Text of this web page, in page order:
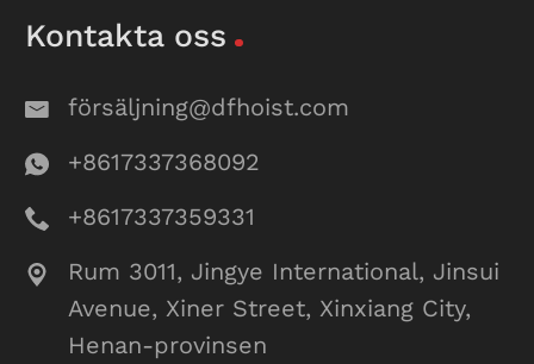
Kontakta oss
försäljning@dfhoist.com
+8617337368092
+8617337359331
Rum 3011, Jingye International, Jinsui
Avenue, Xiner Street, Xinxiang City,
Henan-provinsen